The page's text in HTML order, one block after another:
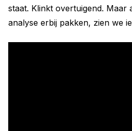
staat. Klinkt overtuigend. Maar
analyse erbij pakken, zien we